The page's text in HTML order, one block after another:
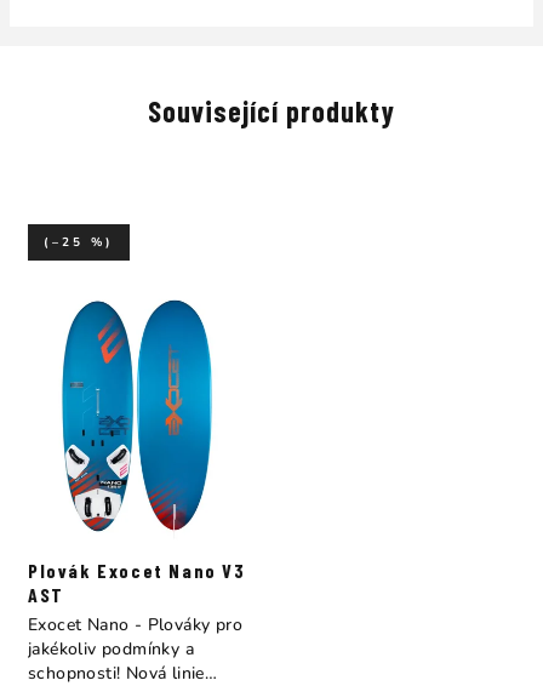
Související produkty
Plovák Exocet Nano V3
AST
(–25 %)
Exocet Nano - Plováky pro
jakékoliv podmínky a
schopnosti! Nová linie